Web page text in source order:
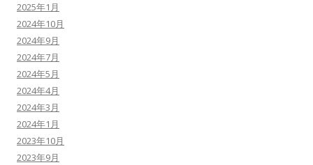
2025年1月
2024年10月
2024年9月
2024年7月
2024年5月
2024年4月
2024年3月
2024年1月
2023年10月
2023年9月